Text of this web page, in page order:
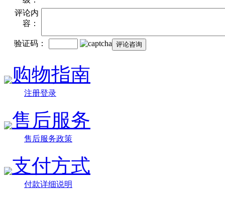
评论内
容：
验证码：
购物指南
注册登录
售后服务
售后服务政策
支付方式
付款详细说明